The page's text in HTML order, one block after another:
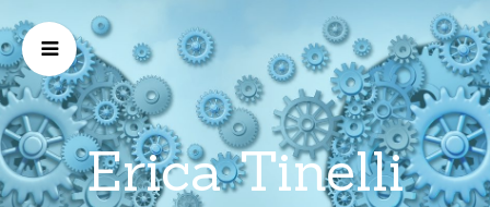
Erica Tinelli